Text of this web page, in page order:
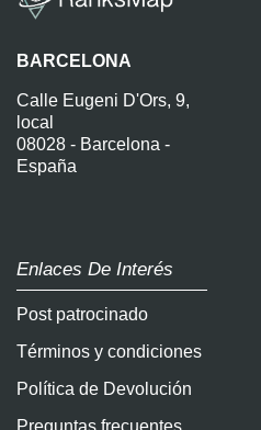
BARCELONA
Calle Eugeni D'Ors, 9,
local
08028 - Barcelona -
España
Enlaces De Interés
Post patrocinado
Términos y condiciones
Política de Devolución
Preguntas frecuentes